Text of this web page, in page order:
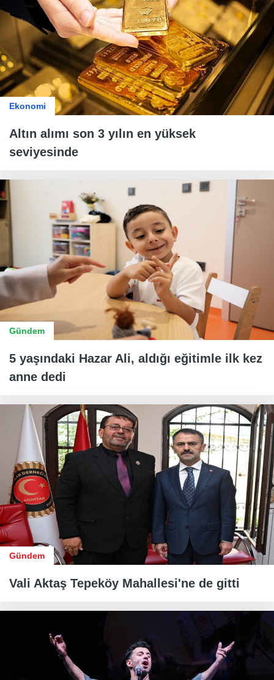
Ekonomi
Altın alımı son 3 yılın en yüksek
seviyesinde
Gündem
5 yaşındaki Hazar Ali, aldığı eğitimle ilk kez
anne dedi
Gündem
Vali Aktaş Tepeköy Mahallesi'ne de gitti